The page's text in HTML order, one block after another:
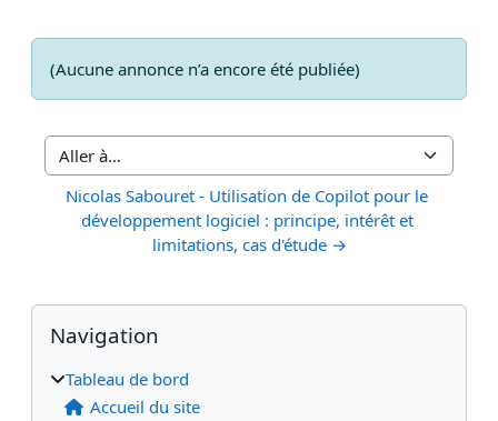
(Aucune annonce n’a encore été publiée)
Aller à…
Nicolas Sabouret - Utilisation de Copilot pour le
développement logiciel : principe, intérêt et
limitations, cas d'étude →
Blocs
Blocs supplémentaires
Passer Navigation
Navigation
Tableau de bord
Accueil du site